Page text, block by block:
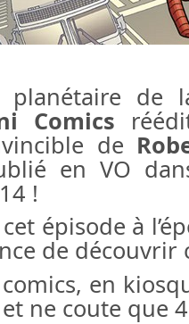
planétaire de
Comics
de
en VO
!
épisode à
de découvrir
en
ne coute que